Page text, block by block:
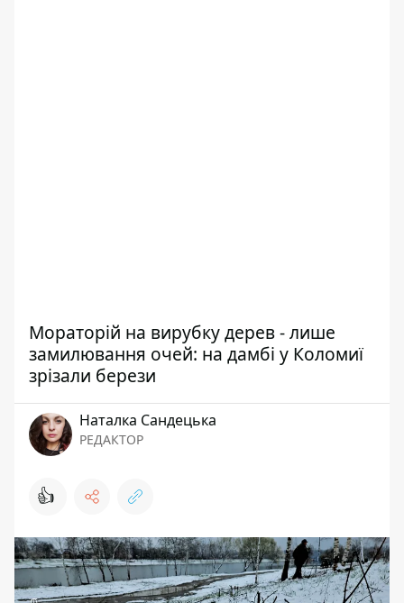
Мораторій на вирубку дерев - лише
замилювання очей: на дамбі у Коломиї
зрізали берези
Наталка Сандецька
РЕДАКТОР
👍